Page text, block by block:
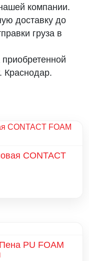
компании.
доставку до
груза в
Краснодар.
CONTACT
PU FOAM